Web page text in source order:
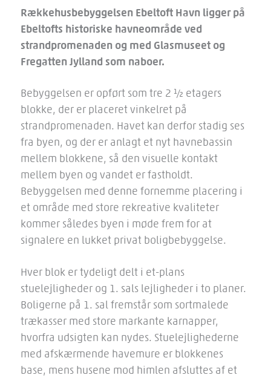
Rækkehusbebyggelsen Ebeltoft Havn ligger på
Ebeltofts historiske havneområde ved
strandpromenaden og med Glasmuseet og
Fregatten Jylland som naboer.
Bebyggelsen er opført som tre 2 ½ etagers
blokke, der er placeret vinkelret på
strandpromenaden. Havet kan derfor stadig ses
fra byen, og der er anlagt et nyt havnebassin
mellem blokkene, så den visuelle kontakt
mellem byen og vandet er fastholdt.
Bebyggelsen med denne fornemme placering i
et område med store rekreative kvaliteter
kommer således byen i møde frem for at
signalere en lukket privat boligbebyggelse.
Hver blok er tydeligt delt i et-plans
stuelejligheder og 1. sals lejligheder i to planer.
Boligerne på 1. sal fremstår som sortmalede
trækasser med store markante karnapper,
hvorfra udsigten kan nydes. Stuelejlighederne
med afskærmende havemure er blokkenes
base, mens husene mod himlen afsluttes af et